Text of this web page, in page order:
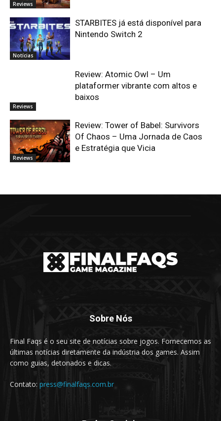
Reviews
Notícias
STARBITES já está disponível para
Nintendo Switch 2
Reviews
Review: Atomic Owl – Um
plataformer vibrante com altos e
baixos
Reviews
Review: Tower of Babel: Survivors
Of Chaos – Uma Jornada de Caos
e Estratégia que Vicia
Sobre Nós
Final Faqs é o seu site de notícias sobre jogos. Fornecemos as
últimas notícias diretamente da indústria dos games. Assim
como guias, detonados e dicas.
Contato: press@finalfaqs.com.br